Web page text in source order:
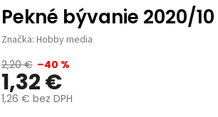
Pekné bývanie 2020/10
Značka: Hobby media
2,20 € –40 %
1,32 €
1,26 € bez DPH